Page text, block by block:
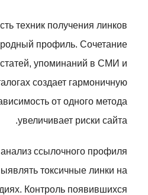
техник получения линков
профиль. Сочетание
статей, упоминаний в СМИ и
создает гармоничную
от одного метода
увеличивает риски сайта.
ссылочного профиля
токсичные линки на
Контроль появившихся